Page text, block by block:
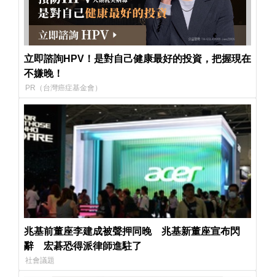
立即諮詢HPV！是對自己健康最好的投資，把握現在
不嫌晚！
PR（台灣癌症基金會）
兆基前董座李建成被聲押同晚 兆基新董座宣布閃
辭 宏碁恐得派律師進駐了
社會議題